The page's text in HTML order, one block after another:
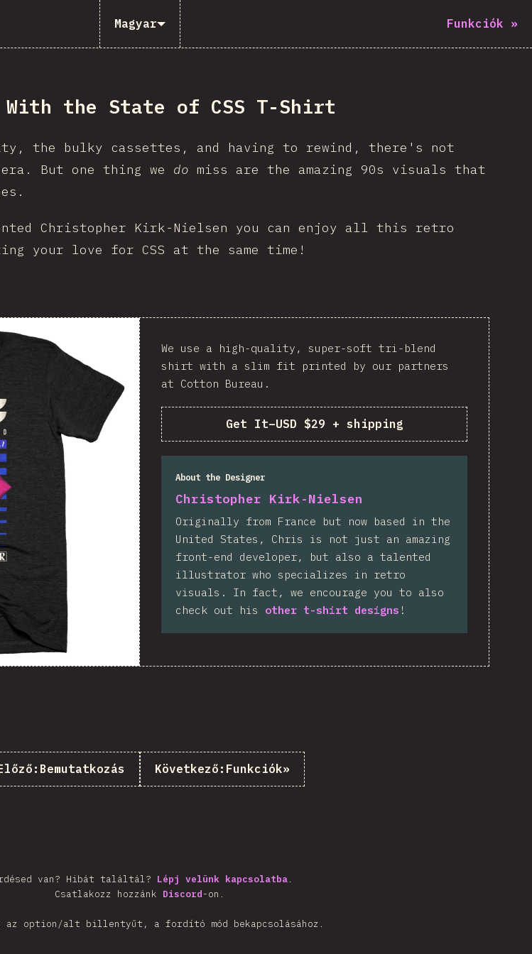
Magyar Funkciók »
With the State of CSS T-Shirt
the bulky cassettes, and having to rewind, there's not
era. But one thing we do miss are the amazing 90s visuals that
Christopher Kirk-Nielsen you can enjoy all this retro
your love for CSS at the same time!
We use a high-quality, super-soft tri-blend
shirt with a slim fit printed by our partners
at Cotton Bureau.
Get It–USD $29 + shipping
About the Designer
Christopher Kirk-Nielsen
Originally from France but now based in the
United States, Chris is not just an amazing
front-end developer, but also a talented
illustrator who specializes in retro
visuals. In fact, we encourage you to also
check out his other t-shirt designs !
Bemutatkozás Következő: Funkciók»
van? Hibát találtál? Lépj velünk kapcsolatba.
Csatlakozz hozzánk Discord-on.
az option/alt billentyűt, a fordító mód bekapcsolásához.